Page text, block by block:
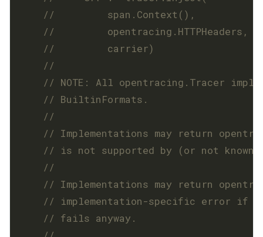
//         span.Context(),
//         opentracing.HTTPHeaders,
//         carrier)
// NOTE: All opentracing.Tracer
// BuiltinFormats.
// Implementations may return
// is not supported by (or not known
// Implementations may return
// implementation-specific error if
// fails anyway.